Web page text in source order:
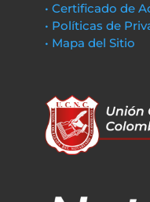
• Certificado de
• Políticas de
• Mapa del Sitio